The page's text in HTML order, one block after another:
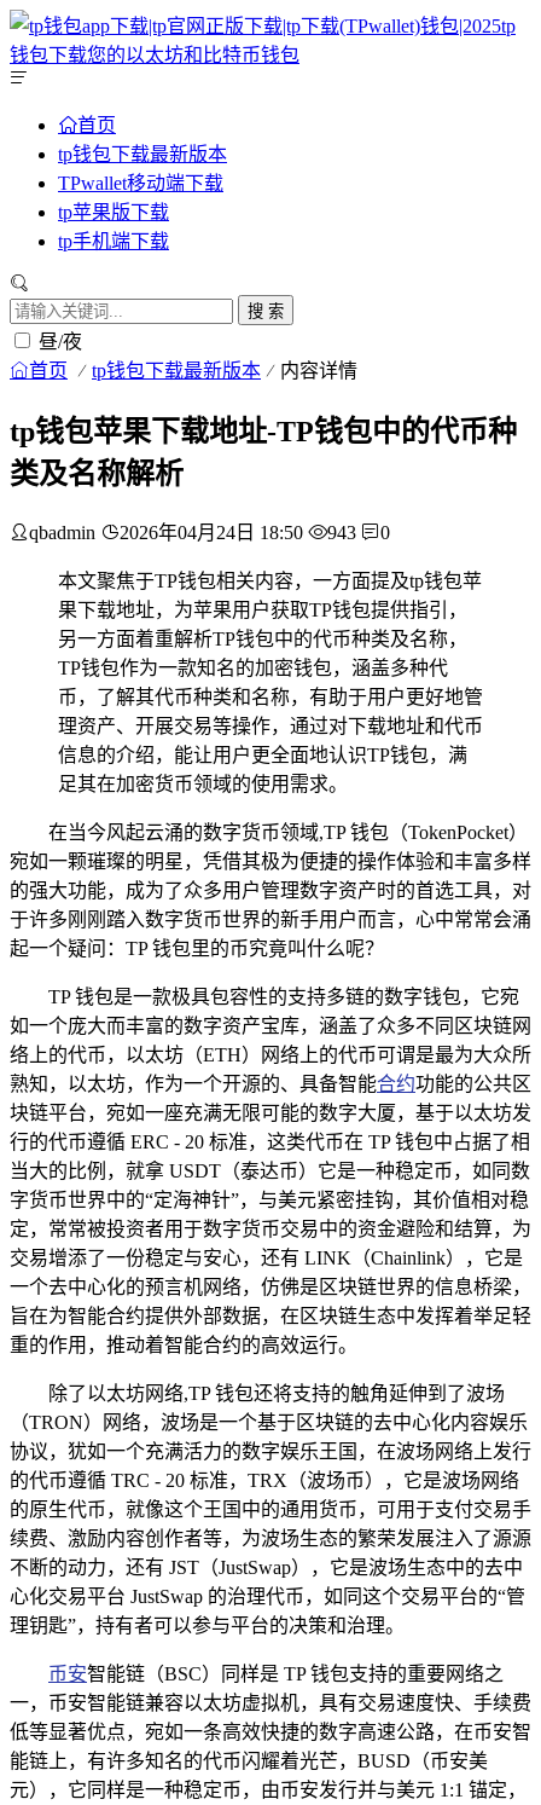
首页
tp钱包下载最新版本
TPwallet移动端下载
tp苹果版下载
tp手机端下载
搜 索
昼/夜
首页 tp钱包下载最新版本 内容详情
tp钱包苹果下载地址-TP钱包中的代币种
类及名称解析
qbadmin 2026年04月24日 18:50 943 0
本文聚焦于TP钱包相关内容，一方面提及tp钱包苹
果下载地址，为苹果用户获取TP钱包提供指引，
另一方面着重解析TP钱包中的代币种类及名称，
TP钱包作为一款知名的加密钱包，涵盖多种代
币，了解其代币种类和名称，有助于用户更好地管
理资产、开展交易等操作，通过对下载地址和代币
信息的介绍，能让用户更全面地认识TP钱包，满
足其在加密货币领域的使用需求。
在当今风起云涌的数字货币领域,TP 钱包（TokenPocket）
宛如一颗璀璨的明星，凭借其极为便捷的操作体验和丰富多样
的强大功能，成为了众多用户管理数字资产时的首选工具，对
于许多刚刚踏入数字货币世界的新手用户而言，心中常常会涌
起一个疑问：TP 钱包里的币究竟叫什么呢？
TP 钱包是一款极具包容性的支持多链的数字钱包，它宛
如一个庞大而丰富的数字资产宝库，涵盖了众多不同区块链网
络上的代币，以太坊（ETH）网络上的代币可谓是最为大众所
熟知，以太坊，作为一个开源的、具备智能合约功能的公共区
块链平台，宛如一座充满无限可能的数字大厦，基于以太坊发
行的代币遵循 ERC - 20 标准，这类代币在 TP 钱包中占据了相
当大的比例，就拿 USDT（泰达币）它是一种稳定币，如同数
字货币世界中的“定海神针”，与美元紧密挂钩，其价值相对稳
定，常常被投资者用于数字货币交易中的资金避险和结算，为
交易增添了一份稳定与安心，还有 LINK（Chainlink），它是
一个去中心化的预言机网络，仿佛是区块链世界的信息桥梁，
旨在为智能合约提供外部数据，在区块链生态中发挥着举足轻
重的作用，推动着智能合约的高效运行。
除了以太坊网络,TP 钱包还将支持的触角延伸到了波场
（TRON）网络，波场是一个基于区块链的去中心化内容娱乐
协议，犹如一个充满活力的数字娱乐王国，在波场网络上发行
的代币遵循 TRC - 20 标准，TRX（波场币），它是波场网络
的原生代币，就像这个王国中的通用货币，可用于支付交易手
续费、激励内容创作者等，为波场生态的繁荣发展注入了源源
不断的动力，还有 JST（JustSwap），它是波场生态中的去中
心化交易平台 JustSwap 的治理代币，如同这个交易平台的“管
理钥匙”，持有者可以参与平台的决策和治理。
币安智能链（BSC）同样是 TP 钱包支持的重要网络之
一，币安智能链兼容以太坊虚拟机，具有交易速度快、手续费
低等显著优点，宛如一条高效快捷的数字高速公路，在币安智
能链上，有许多知名的代币闪耀着光芒，BUSD（币安美
元），它同样是一种稳定币，由币安发行并与美元 1:1 锚定，